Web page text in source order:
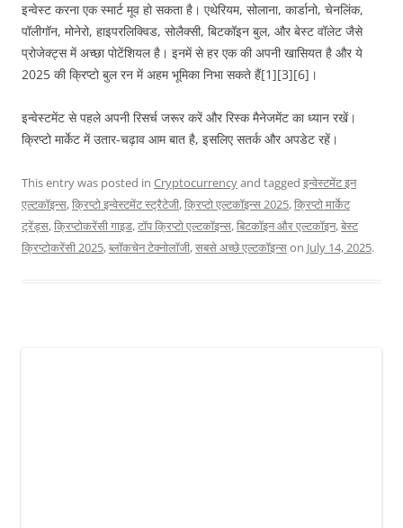
इन्वेस्ट करना एक स्मार्ट मूव हो सकता है। एथेरियम, सोलाना, कार्डानो, चेनलिंक,
पॉलीगॉन, मोनेरो, हाइपरलिक्विड, सोलैक्सी, बिटकॉइन बुल, और बेस्ट वॉलेट जैसे
प्रोजेक्ट्स में अच्छा पोटेंशियल है। इनमें से हर एक की अपनी खासियत है और ये
2025 की क्रिप्टो बुल रन में अहम भूमिका निभा सकते हैं[1][3][6]।
इन्वेस्टमेंट से पहले अपनी रिसर्च जरूर करें और रिस्क मैनेजमेंट का ध्यान रखें।
क्रिप्टो मार्केट में उतार-चढ़ाव आम बात है, इसलिए सतर्क और अपडेट रहें।
This entry was posted in Cryptocurrencyand tagged इन्वेस्टमेंट इन
एल्टकॉइन्स,क्रिप्टो इन्वेस्टमेंट स्ट्रैटेजी,क्रिप्टो एल्टकॉइन्स 2025,क्रिप्टो मार्केट
ट्रेंड्स,क्रिप्टोकरेंसी गाइड,टॉप क्रिप्टो एल्टकॉइन्स,बिटकॉइन और एल्टकॉइन,बेस्ट
क्रिप्टोकरेंसी 2025,ब्लॉकचेन टेक्नोलॉजी,सबसे अच्छे एल्टकॉइन्सon July 14, 2025.